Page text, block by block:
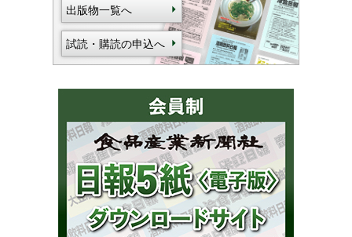
出版物一覧へ
試読・購読の申込へ